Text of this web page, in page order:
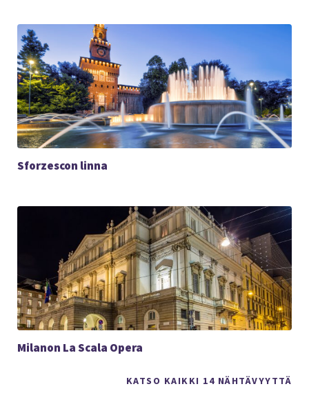
KATSO KAIKKI 14 NÄHTÄVYYTTÄ
Sforzescon linna
Milanon La Scala Opera